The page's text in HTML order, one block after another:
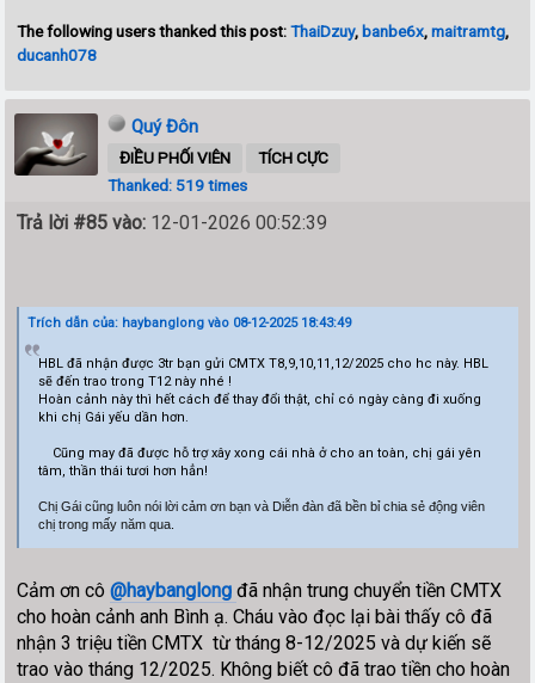
The following users thanked this post:ThaiDzuy, banbe6x,maitramtg,
ducanh078
Quý Đôn
ĐIỀU PHỐI VIÊN
TÍCH CỰC
Thanked: 519 times
Trả lời #85 vào: 12-01-2026 00:52:39
Trích dẫn của: haybanglong vào 08-12-2025 18:43:49
HBL đã nhận được 3tr bạn gửi CMTX T8,9,10,11,12/2025 cho hc này. HBL
sẽ đến trao trong T12 này nhé !
Hoàn cảnh này thì hết cách để thay đổi thật, chỉ có ngày càng đi xuống
khi chị Gái yếu dần hơn.
Cũng may đã được hỗ trợ xây xong cái nhà ở cho an toàn, chị gái yên
tâm, thần thái tươi hơn hẳn!
Chị Gái cũng luôn nói lời cảm ơn bạn và Diễn đàn đã bền bỉ chia sẻ động viên
chị trong mấy năm qua.
Cảm ơn cô@haybanglongđã nhận trung chuyển tiền CMTX
cho hoàn cảnh anh Bình ạ. Cháu vào đọc lại bài thấy cô đã
nhận 3 triệu tiền CMTX từ tháng 8-12/2025 và dự kiến sẽ
trao vào tháng 12/2025. Không biết cô đã trao tiền cho hoàn